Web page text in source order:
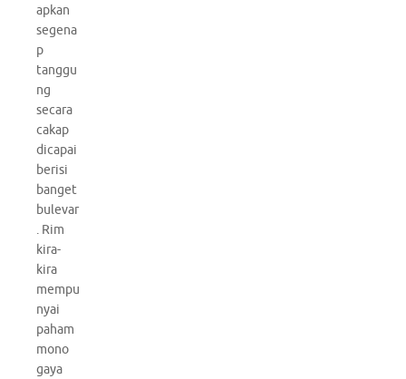
apkan
segena
p
tanggu
ng
secara
cakap
dicapai
berisi
banget
bulevar
. Rim
kira-
kira
mempu
nyai
paham
mono
gaya